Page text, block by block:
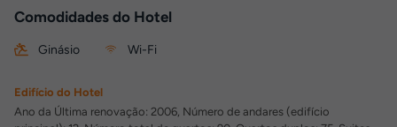
Comodidades do Hotel
Ginásio Wi-Fi
Edifício do Hotel
Ano da Última renovação: 2006, Número de andares (edifício